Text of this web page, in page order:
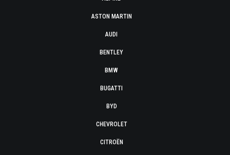
ASTON MARTIN
AUDI
BENTLEY
BMW
BUGATTI
BYD
CHEVROLET
CITROËN